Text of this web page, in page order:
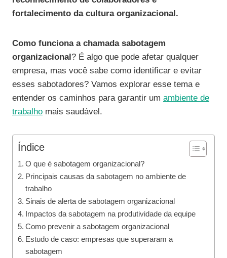
fortalecimento da cultura organizacional.
Como funciona a chamada sabotagem
organizacional ? É algo que pode afetar qualquer
empresa, mas você sabe como identificar e evitar
esses sabotadores? Vamos explorar esse tema e
entender os caminhos para garantir um ambiente de
trabalho mais saudável.
Índice
O que é sabotagem organizacional?
Principais causas da sabotagem no ambiente de
trabalho
Sinais de alerta de sabotagem organizacional
Impactos da sabotagem na produtividade da equipe
Como prevenir a sabotagem organizacional
Estudo de caso: empresas que superaram a
sabotagem